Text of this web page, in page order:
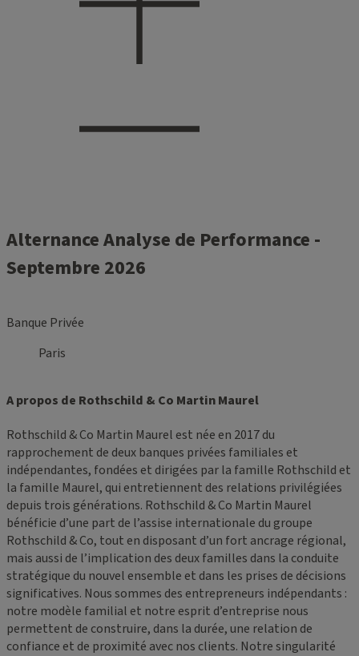
Alternance Analyse de Performance -
Septembre 2026
Banque Privée
Paris
A propos de Rothschild & Co Martin Maurel
Rothschild & Co Martin Maurel est née en 2017 du
rapprochement de deux banques privées familiales et
indépendantes, fondées et dirigées par la famille Rothschild et
la famille Maurel, qui entretiennent des relations privilégiées
depuis trois générations. Rothschild & Co Martin Maurel
bénéficie d’une part de l’assise internationale du groupe
Rothschild & Co, tout en disposant d’un fort ancrage régional,
mais aussi de l’implication des deux familles dans la conduite
stratégique du nouvel ensemble et dans les prises de décisions
significatives. Nous sommes des entrepreneurs indépendants :
notre modèle familial et notre esprit d’entreprise nous
permettent de construire, dans la durée, une relation de
confiance et de proximité avec nos clients. Notre singularité